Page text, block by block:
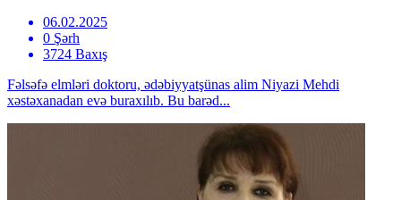
06.02.2025
0 Şərh
3724 Baxış
Fəlsəfə elmləri doktoru, ədəbiyyatşünas alim Niyazi Mehdi
xəstəxanadan evə buraxılıb. Bu barəd...